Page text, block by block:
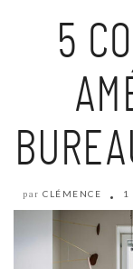
5
par CLÉMENCE 1